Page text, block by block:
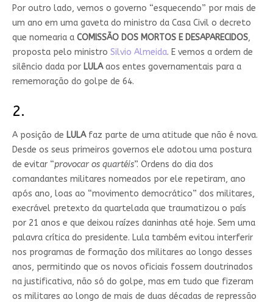
Por outro lado, vemos o governo “esquecendo” por mais de
um ano em uma gaveta do ministro da Casa Civil o decreto
que nomearia a COMISSÃO DOS MORTOS E DESAPARECIDOS,
proposta pelo ministro Silvio Almeida. E vemos a ordem de
silêncio dada por LULAaos entes governamentais para a
rememoração do golpe de 64.
2.
A posição de LULAfaz parte de uma atitude que não é nova.
Desde os seus primeiros governos ele adotou uma postura
de evitar “provocar os quartéis”. Ordens do dia dos
comandantes militares nomeados por ele repetiram, ano
após ano, loas ao “movimento democrático” dos militares,
execrável pretexto da quartelada que traumatizou o país
por 21 anos e que deixou raízes daninhas até hoje. Sem uma
palavra crítica do presidente. Lula também evitou interferir
nos programas de formação dos militares ao longo desses
anos, permitindo que os novos oficiais fossem doutrinados
na justificativa, não só do golpe, mas em tudo que fizeram
os militares ao longo de mais de duas décadas de repressão